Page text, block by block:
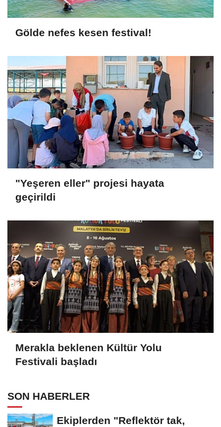
Gölde nefes kesen festival!
"Yeşeren eller" projesi hayata
geçirildi
Merakla beklenen Kültür Yolu
Festivali başladı
SON HABERLER
Ekiplerden "Reflektör tak,